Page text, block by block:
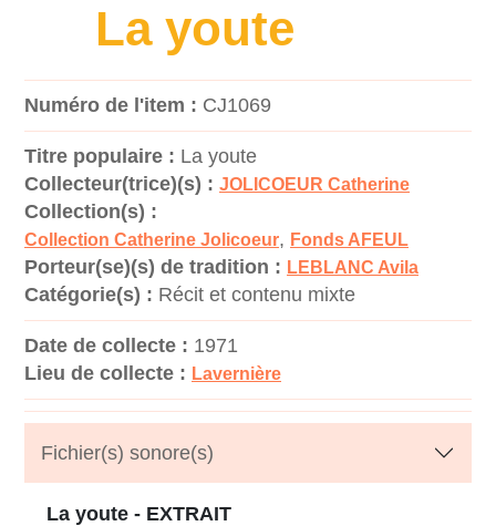
La youte
Numéro de l'item : CJ1069
Titre populaire : La youte
Collecteur(trice)(s) : JOLICOEUR Catherine
Collection(s) :
Collection Catherine Jolicoeur, Fonds AFEUL
Porteur(se)(s) de tradition : LEBLANC Avila
Catégorie(s) : Récit et contenu mixte
Date de collecte : 1971
Lieu de collecte : Lavernière
Fichier(s) sonore(s)
La youte - EXTRAIT